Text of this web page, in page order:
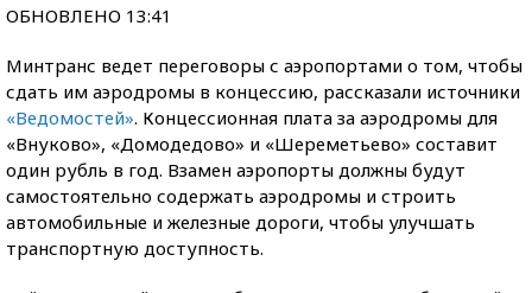
ОБНОВЛЕНО 13:41
Минтранс ведет переговоры с аэропортами о том, чтобы
сдать им аэродромы в концессию, рассказали источники
«Ведомостей». Концессионная плата за аэродромы для
«Внуково», «Домодедово» и «Шереметьево» составит
один рубль в год. Взамен аэропорты должны будут
самостоятельно содержать аэродромы и строить
автомобильные и железные дороги, чтобы улучшать
транспортную доступность.